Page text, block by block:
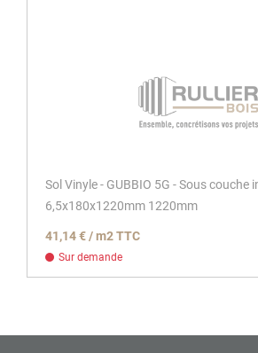
Sol Vinyle - GUBBIO 5G - Sous couche
6,5x180x1220mm 1220mm
41,14 € / m2 TTC
Sur demande